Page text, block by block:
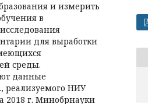
и измерить
в
для выработки
среды.
данные
реализуемого НИУ
2018 г. Минобрнауки